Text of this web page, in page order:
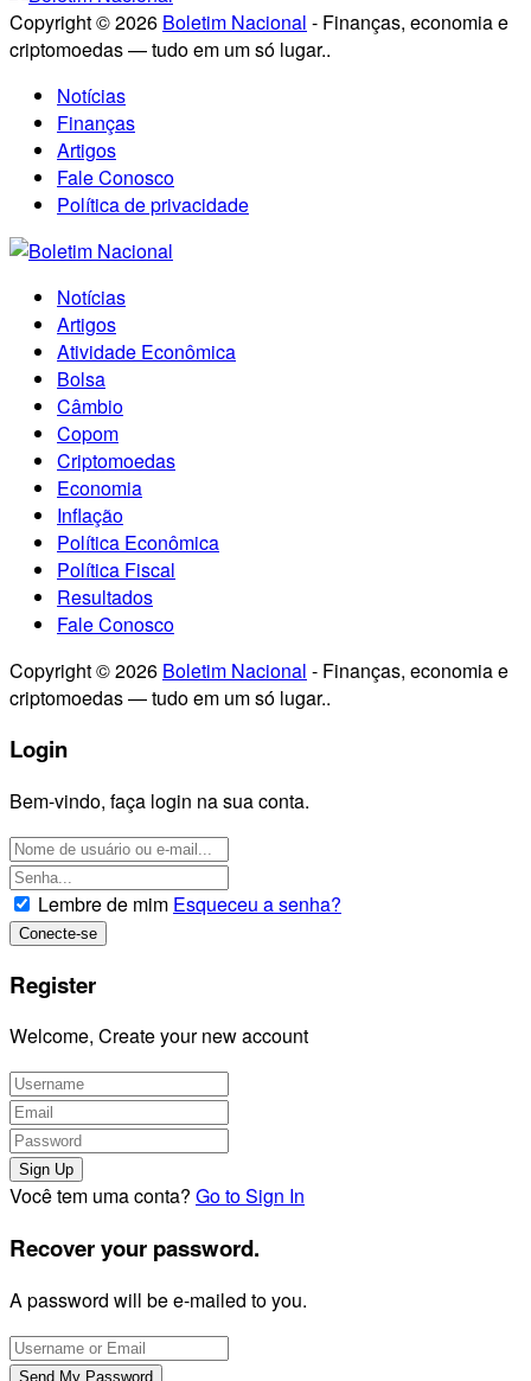
Copyright © 2026 Boletim Nacional - Finanças, economia e
criptomoedas — tudo em um só lugar..
Notícias
Finanças
Artigos
Fale Conosco
Política de privacidade
Notícias
Artigos
Atividade Econômica
Bolsa
Câmbio
Copom
Criptomoedas
Economia
Inflação
Política Econômica
Política Fiscal
Resultados
Fale Conosco
Copyright © 2026 Boletim Nacional - Finanças, economia e
criptomoedas — tudo em um só lugar..
Login
Bem-vindo, faça login na sua conta.
Lembre de mim Esqueceu a senha?
Register
Welcome, Create your new account
Você tem uma conta? Go to Sign In
Recover your password.
A password will be e-mailed to you.